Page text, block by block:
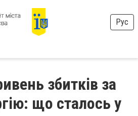
Рус
збитків за
що сталось у